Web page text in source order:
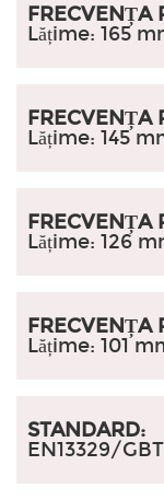
FRECVENȚA
Lățime: 165
FRECVENȚA
Lățime: 145
FRECVENȚA
Lățime: 126
FRECVENȚA
Lățime: 101
STANDARD:
EN13329/